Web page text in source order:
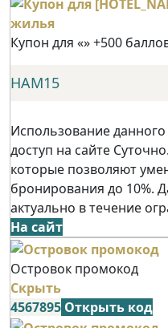
Купон для «» +500
НАМ15
Использование
доступ на сайте
которые позволяют
бронирования до 10%.
актуально в течение
На сайт
Островок промокод
Скрыть
4567895 Открыть код